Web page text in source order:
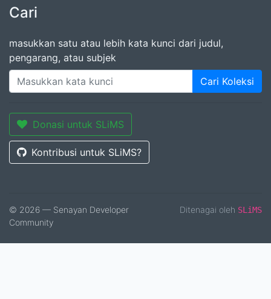
Cari
masukkan satu atau lebih kata kunci dari judul,
pengarang, atau subjek
Cari Koleksi
Donasi untuk SLiMS
Kontribusi untuk SLiMS?
© 2026 — Senayan Developer
Community
Ditenagai oleh SLiMS